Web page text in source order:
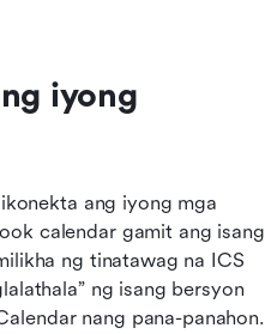
iyong
ang iyong mga
calendar gamit ang isang
ng tinatawag na ICS
ng isang bersyon
nang pana-panahon.